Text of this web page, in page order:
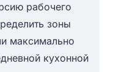
рабочего
зоны
максимально
кухонной